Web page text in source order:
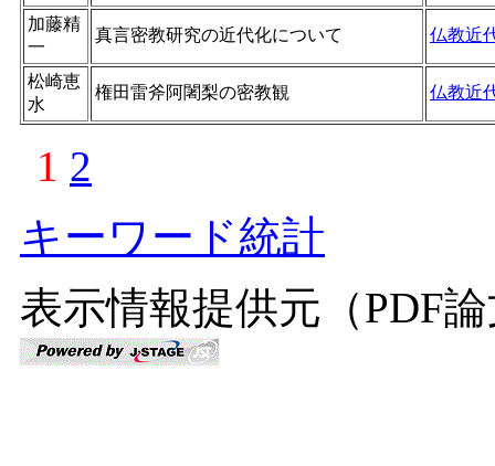
加藤精
一
真言密教研究の近代化について 仏教近
松崎恵
水
権田雷斧阿闍梨の密教観 仏教近
1 2
キーワード統計
表示情報提供元（PDF